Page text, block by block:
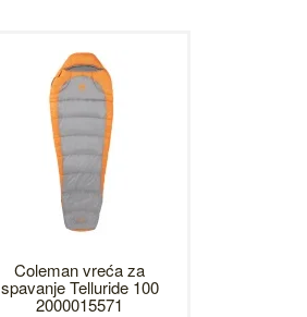
Coleman vreća za
spavanje Telluride 100
2000015571